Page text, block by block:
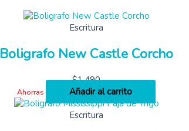
Escritura
Boligrafo New Castle Corcho
$1,490
Ahorras
Añadir al carrito
Escritura